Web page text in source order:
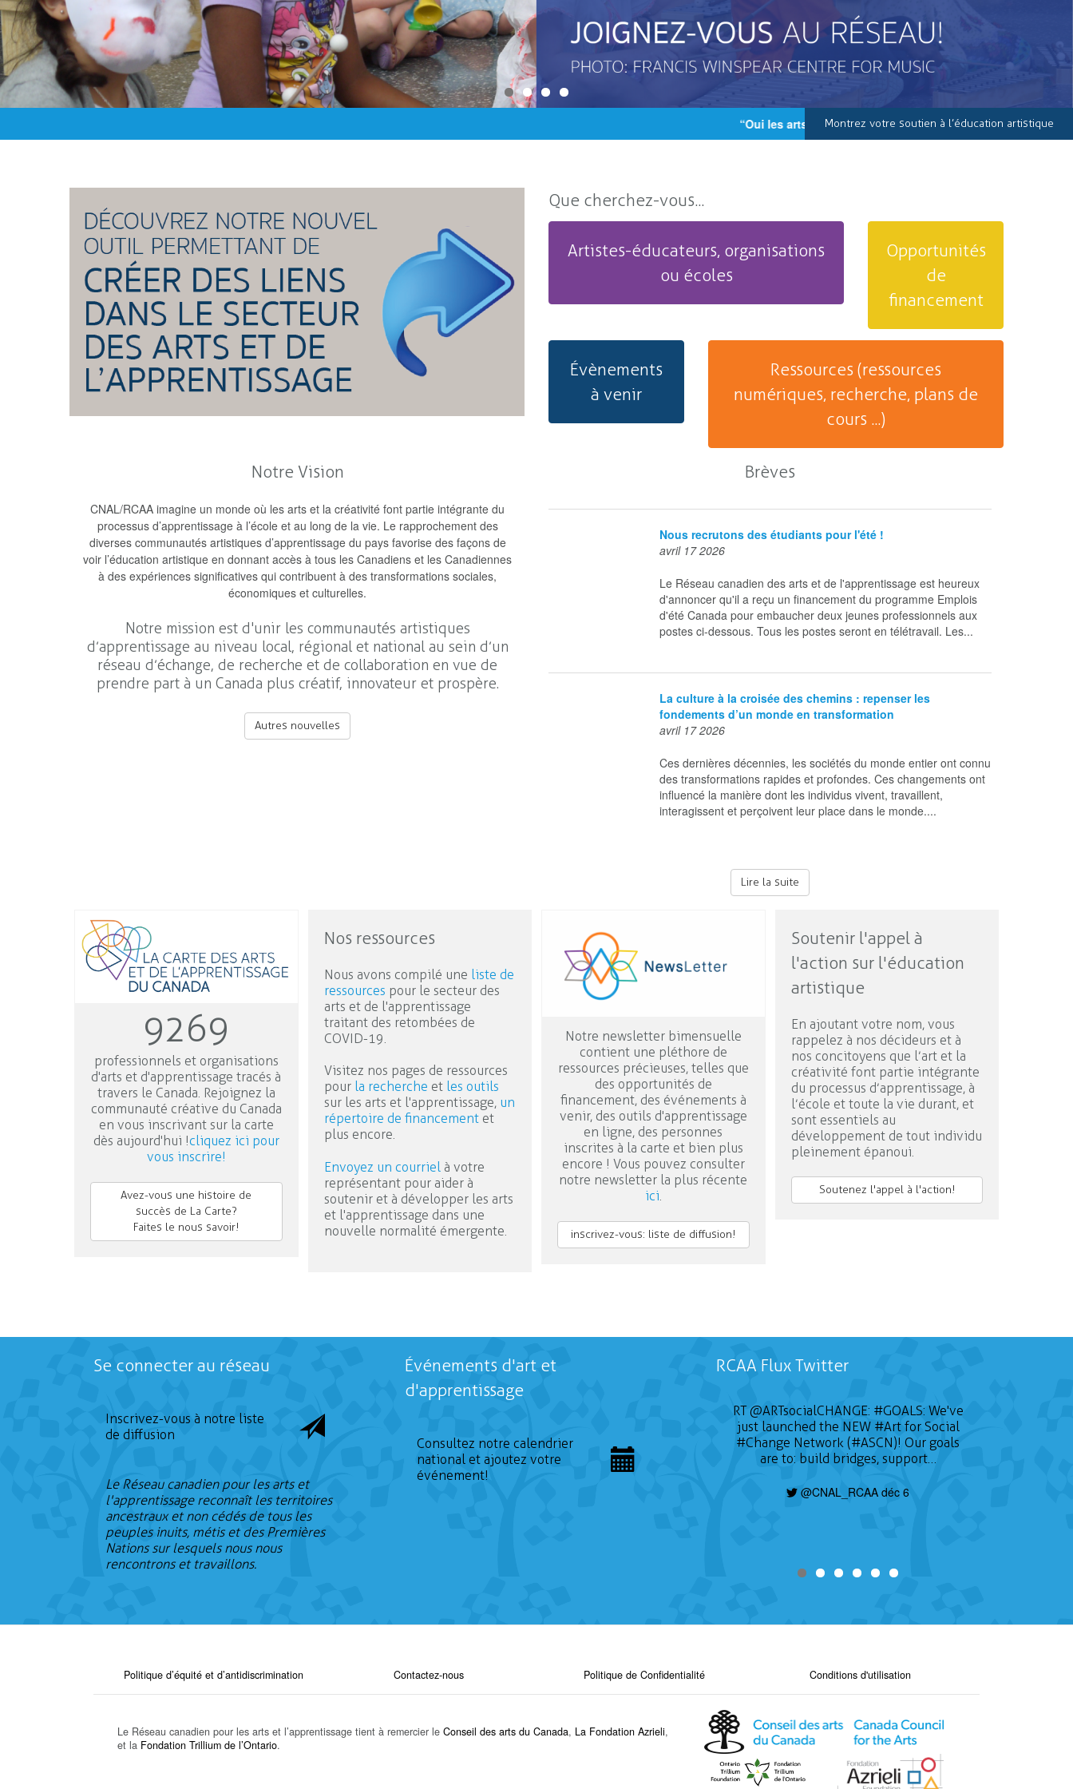
“Oui les arts sont importants et vitaux pour nos écoles et
Montrez votre soutien à l’éducation artistique
Que cherchez-vous...
Artistes-éducateurs, organisations
ou écoles
Opportunités
de
financement
Évènements
à venir
Ressources (ressources
numériques, recherche, plans de
cours ...)
Notre Vision
CNAL/RCAA imagine un monde où les arts et la créativité font partie intégrante du
processus d’apprentissage à l’école et au long de la vie. Le rapprochement des
diverses communautés artistiques d’apprentissage du pays favorise des façons de
voir l’éducation artistique en donnant accès à tous les Canadiens et les Canadiennes
à des expériences significatives qui contribuent à des transformations sociales,
économiques et culturelles.
Notre mission est d'unir les communautés artistiques
d’apprentissage au niveau local, régional et national au sein d’un
réseau d’échange, de recherche et de collaboration en vue de
prendre part à un Canada plus créatif, innovateur et prospère.
Autres nouvelles
Brèves
Nous recrutons des étudiants pour l'été !
avril 17 2026
Le Réseau canadien des arts et de l'apprentissage est heureux
d'annoncer qu'il a reçu un financement du programme Emplois
d'été Canada pour embaucher deux jeunes professionnels aux
postes ci-dessous. Tous les postes seront en télétravail. Les...
La culture à la croisée des chemins : repenser les
fondements d’un monde en transformation
avril 17 2026
Ces dernières décennies, les sociétés du monde entier ont connu
des transformations rapides et profondes. Ces changements ont
influencé la manière dont les individus vivent, travaillent,
interagissent et perçoivent leur place dans le monde....
Lire la suite
9269
professionnels et organisations
d'arts et d'apprentissage tracés à
travers le Canada. Rejoignez la
communauté créative du Canada
en vous inscrivant sur la carte
dès aujourd'hui !cliquez ici pour
vous inscrire!
Avez-vous une histoire de
succès de La Carte?
Faites le nous savoir!
Nos ressources
Nous avons compilé une liste de
ressources pour le secteur des
arts et de l'apprentissage
traitant des retombées de
COVID-19.
Visitez nos pages de ressources
pour la recherche et les outils
sur les arts et l'apprentissage, un
répertoire de financementet
plus encore.
Envoyez un courrielà votre
représentant pour aider à
soutenir et à développer les arts
et l'apprentissage dans une
nouvelle normalité émergente.
Notre newsletter bimensuelle
contient une pléthore de
ressources précieuses, telles que
des opportunités de
financement, des événements à
venir, des outils d'apprentissage
en ligne, des personnes
inscrites à la carte et bien plus
encore ! Vous pouvez consulter
notre newsletter la plus récente
ici
inscrivez-vous: liste de diffusion!
Soutenir l'appel à
l'action sur l'éducation
artistique
En ajoutant votre nom, vous
rappelez à nos décideurs et à
nos concitoyens que l’art et la
créativité font partie intégrante
du processus d’apprentissage, à
l’école et toute la vie durant, et
sont essentiels au
développement de tout individu
pleinement épanoui.
Soutenez l'appel à l'action!
Se connecter au réseau
Inscrivez-vous à notre liste
de diffusion
Le Réseau canadien pour les arts et
l'apprentissage reconnaît les territoires
ancestraux et non cédés de tous les
peuples inuits, métis et des Premières
Nations sur lesquels nous nous
rencontrons et travaillons.
Événements d'art et
d'apprentissage
Consultez notre calendrier
national et ajoutez votre
événement!
RCAA Flux Twitter
RT@ARTsocialCHANGE: #GOALS: We've
just launched the NEW #Artfor Social
#Change Network (#ASCN)! Our goals
are to: build bridges, support…
@CNAL_RCAA déc 6
Politique d’équité et d’antidiscrimination Contactez-nous Politique de Confidentialité Conditions d'utilisation
Le Réseau canadien pour les arts et l’apprentissage tient à remercier le Conseil des arts du Canada, La Fondation Azrieli,
et la Fondation Trillium de l’Ontario.